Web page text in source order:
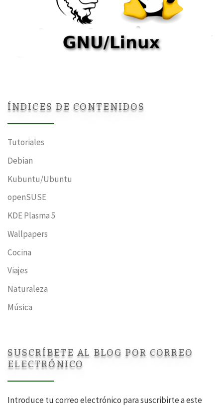
ÍNDICES DE CONTENIDOS
Tutoriales
Debian
Kubuntu/Ubuntu
openSUSE
KDE Plasma 5
Wallpapers
Cocina
Viajes
Naturaleza
Música
SUSCRÍBETE AL BLOG POR CORREO
ELECTRÓNICO
Introduce tu correo electrónico para suscribirte a este